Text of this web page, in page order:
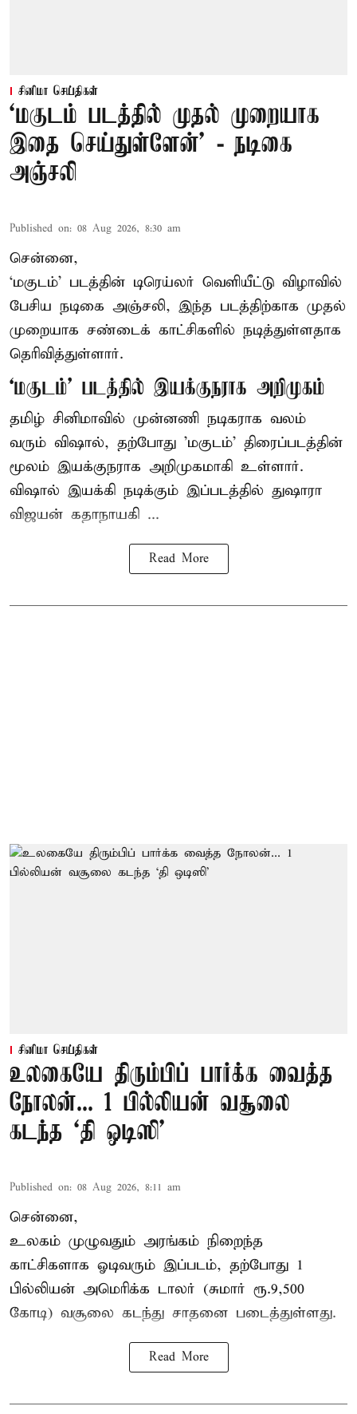
சினிமா செய்திகள்
‘மகுடம் படத்தில் முதல் முறையாக
இதை செய்துள்ளேன்’ - நடிகை
அஞ்சலி
Published on: 08 Aug 2026, 8:30 am
சென்னை,
‘மகுடம்’ படத்தின் டிரெய்லர் வெளியீட்டு விழாவில்
பேசிய நடிகை அஞ்சலி, இந்த படத்திற்காக முதல்
முறையாக சண்டைக் காட்சிகளில் நடித்துள்ளதாக
தெரிவித்துள்ளார்.
‘மகுடம்’ படத்தில் இயக்குநராக அறிமுகம்
தமிழ் சினிமாவில் முன்னணி நடிகராக வலம்
வரும் விஷால், தற்போது 'மகுடம்' திரைப்படத்தின்
மூலம் இயக்குநராக அறிமுகமாகி உள்ளார்.
விஷால் இயக்கி நடிக்கும் இப்படத்தில் துஷாரா
விஜயன் கதாநாயகி ...
Read More
சினிமா செய்திகள்
உலகையே திரும்பிப் பார்க்க வைத்த
நோலன்... 1 பில்லியன் வசூலை
கடந்த ‘தி ஒடிஸி’
Published on: 08 Aug 2026, 8:11 am
சென்னை,
உலகம் முழுவதும் அரங்கம் நிறைந்த
காட்சிகளாக ஓடிவரும் இப்படம், தற்போது 1
பில்லியன் அமெரிக்க டாலர் (சுமார் ரூ.9,500
கோடி) வசூலை கடந்து சாதனை படைத்துள்ளது.
Read More